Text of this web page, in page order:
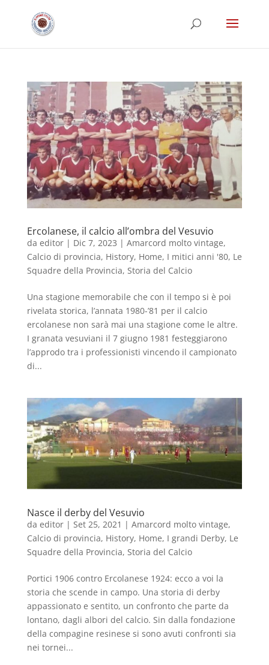
Ercolanese, il calcio all’ombra del Vesuvio
da editor| Dic 7, 2023 | Amarcord molto vintage,
Calcio di provincia, History, Home, I mitici anni '80, Le
Squadre della Provincia, Storia del Calcio
Una stagione memorabile che con il tempo si è poi
rivelata storica, l’annata 1980-’81 per il calcio
ercolanese non sarà mai una stagione come le altre.
I granata vesuviani il 7 giugno 1981 festeggiarono
l’approdo tra i professionisti vincendo il campionato
di...
Nasce il derby del Vesuvio
da editor| Set 25, 2021 | Amarcord molto vintage,
Calcio di provincia, History, Home, I grandi Derby, Le
Squadre della Provincia, Storia del Calcio
Portici 1906 contro Ercolanese 1924: ecco a voi la
storia che scende in campo. Una storia di derby
appassionato e sentito, un confronto che parte da
lontano, dagli albori del calcio. Sin dalla fondazione
della compagine resinese si sono avuti confronti sia
nei tornei...